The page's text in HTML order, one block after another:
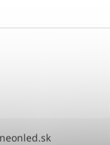
neonled.sk